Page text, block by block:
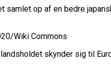
samlet op af en bedre
Wiki Commons
skynder sig til